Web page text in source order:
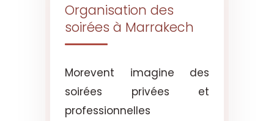
Organisation des
soirées à Marrakech
Morevent imagine des
soirées privées et
professionnelles